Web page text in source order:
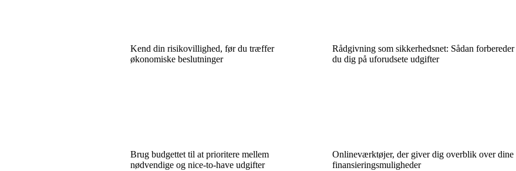
Kend din risikovillighed, før du træffer
økonomiske beslutninger
Rådgivning som sikkerhedsnet: Sådan forbereder
du dig på uforudsete udgifter
Brug budgettet til at prioritere mellem
nødvendige og nice-to-have udgifter
Onlineværktøjer, der giver dig overblik over dine
finansieringsmuligheder